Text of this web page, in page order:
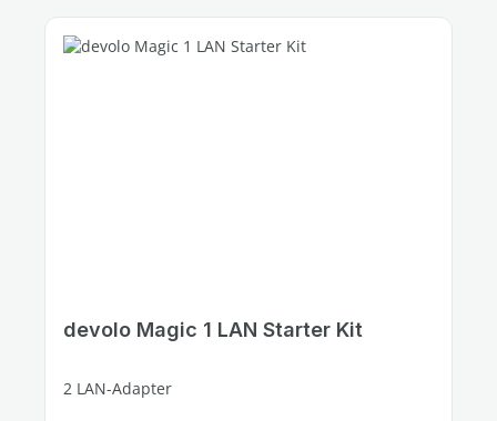
devolo Magic 1 LAN Starter Kit
2 LAN-Adapter